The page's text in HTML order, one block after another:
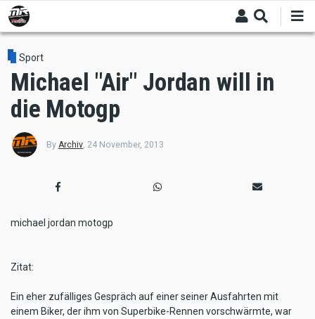
Skip
to
main
content
Sport
Michael "Air" Jordan will in
die Motogp
By Archiv, 24 November, 2013
michael jordan motogp
Zitat:
Ein eher zufälliges Gespräch auf einer seiner Ausfahrten mit
einem Biker, der ihm von Superbike-Rennen vorschwärmte, war